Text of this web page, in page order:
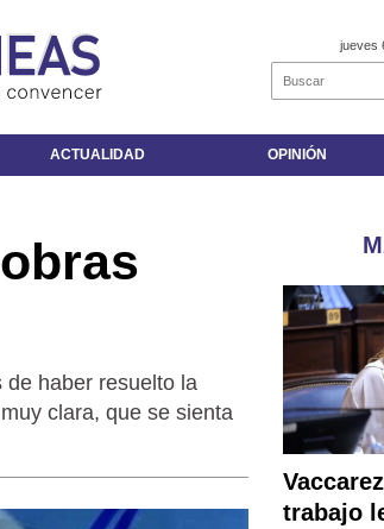
jueves
ACTUALIDAD OPINIÓN
de haber resuelto la
clara, que se sienta
trabajo